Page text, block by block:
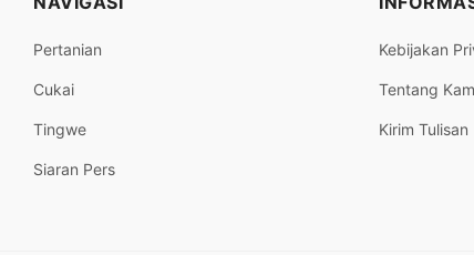
Pertanian
Cukai
Tingwe
Siaran Pers
Kebijakan
Tentang
Kirim Tulisan